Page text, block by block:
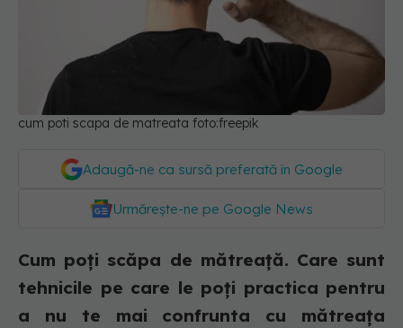
cum poti scapa de matreata foto:freepik
Adaugă-ne ca sursă preferată în Google
Urmărește-ne pe Google News
Cum poți scăpa de mătreață. Care sunt
tehnicile pe care le poți practica pentru
a nu te mai confrunta cu mătreața